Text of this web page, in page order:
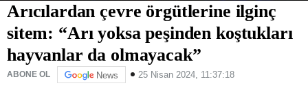
Arıcılardan çevre örgütlerine ilginç
sitem: “Arı yoksa peşinden koştukları
hayvanlar da olmayacak”
ABONE OL News 25 Nisan 2024, 11:37:18